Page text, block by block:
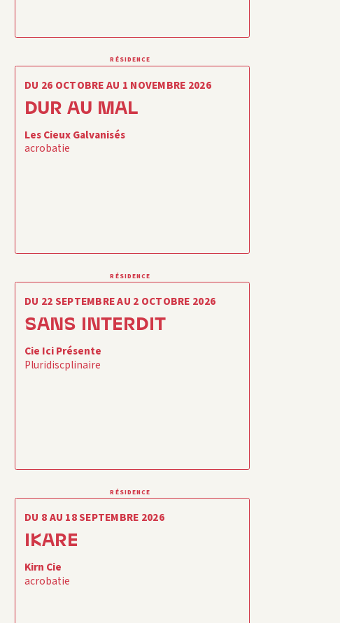
RÉSIDENCE
DU 26 OCTOBRE AU 1 NOVEMBRE 2026
DUR AU MAL
Les Cieux Galvanisés
acrobatie
RÉSIDENCE
DU 22 SEPTEMBRE AU 2 OCTOBRE 2026
SANS INTERDIT
Cie Ici Présente
Pluridiscplinaire
RÉSIDENCE
DU 8 AU 18 SEPTEMBRE 2026
IKARE
Kirn Cie
acrobatie